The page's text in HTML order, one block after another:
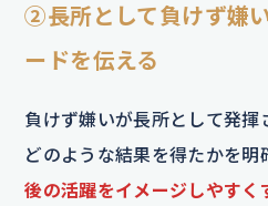
②長所として負けず嫌
ードを伝える
負けず嫌いが長所として発揮
どのような結果を得たかを明
後の活躍をイメージしやすく